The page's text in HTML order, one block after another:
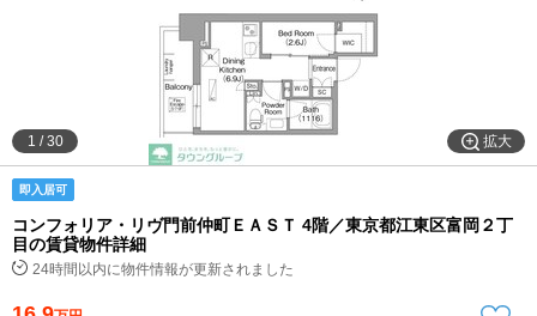
家賃相場から
通勤通学時間から
物件特集から
拡大
1 /30
即入居可
コンフォリア・リヴ門前仲町ＥＡＳＴ 4階／東京都江東区富岡２丁
目の賃貸物件詳細
24時間以内に物件情報が更新されました